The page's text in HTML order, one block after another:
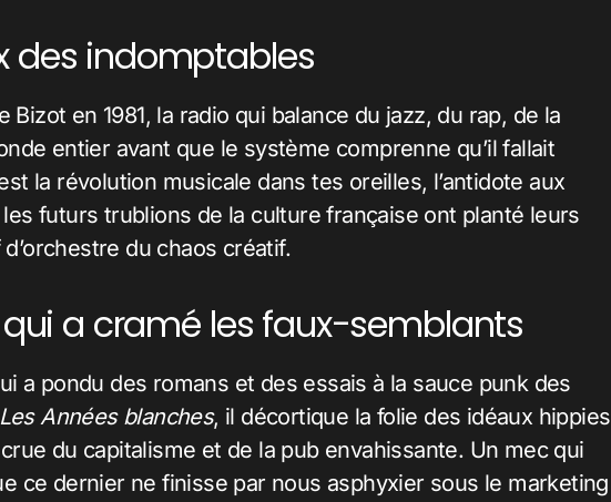
des indomptables
Bizot en 1981, la radio qui balance du jazz, du rap, de la
entier avant que le système comprenne qu’il fallait
la révolution musicale dans tes oreilles, l’antidote aux
les futurs trublions de la culture française ont planté leurs
du chaos créatif.
qui a cramé les faux-semblants
a pondu des romans et des essais à la sauce punk des
Les Années blanches, il décortique la folie des idéaux hippies
du capitalisme et de la pub envahissante. Un mec qui
ce dernier ne finisse par nous asphyxier sous le marketing